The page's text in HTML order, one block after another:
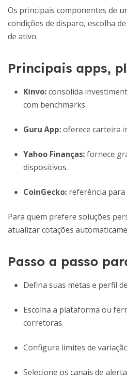
Os principais componentes de
condições de disparo, escolha
de ativo.
Principais apps,
Kinvo:consolida
com benchmarks.
Guru App:oferece carteira
Yahoo Finanças:fornece
dispositivos.
CoinGecko: referência
Para quem prefere soluções
atualizar cotações
Passo a passo
Defina suas metas e perfil
Escolha a plataforma ou
corretoras.
Configure limites de
Selecione os canais de